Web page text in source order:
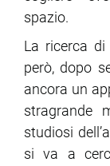
spazio.
La ricerca
però, dopo
ancora un
stragrande
studiosi
si va a